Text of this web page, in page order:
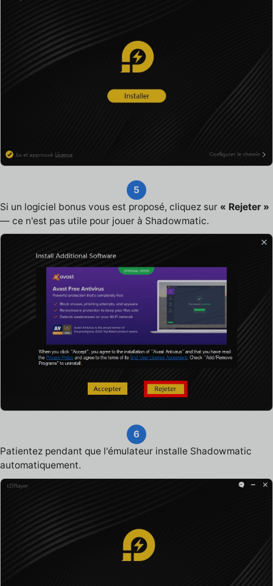
5
Si un logiciel bonus vous est proposé, cliquez sur « Rejeter »
— ce n'est pas utile pour jouer à Shadowmatic.
6
Patientez pendant que l'émulateur installe Shadowmatic
automatiquement.